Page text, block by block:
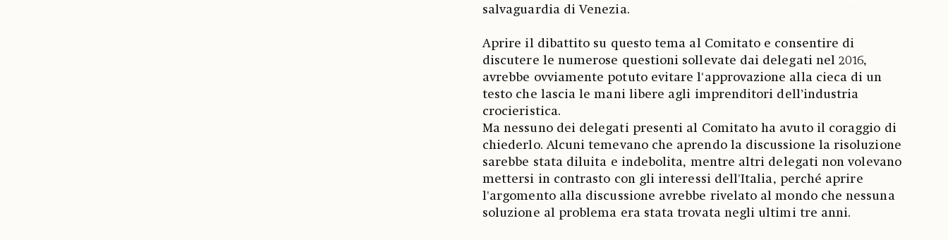
salvaguardia di Venezia.
Aprire il dibattito su questo tema al Comitato e consentire di
discutere le numerose questioni sollevate dai delegati nel 2016,
avrebbe ovviamente potuto evitare l'approvazione alla cieca di un
testo che lascia le mani libere agli imprenditori dell’industria
crocieristica.
Ma nessuno dei delegati presenti al Comitato ha avuto il coraggio di
chiederlo. Alcuni temevano che aprendo la discussione la risoluzione
sarebbe stata diluita e indebolita, mentre altri delegati non volevano
mettersi in contrasto con gli interessi dell'Italia, perché aprire
l'argomento alla discussione avrebbe rivelato al mondo che nessuna
soluzione al problema era stata trovata negli ultimi tre anni.